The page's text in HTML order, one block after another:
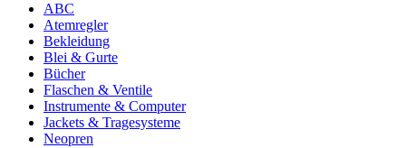
ABC
Atemregler
Bekleidung
Blei & Gurte
Bücher
Flaschen & Ventile
Instrumente & Computer
Jackets & Tragesysteme
Neopren